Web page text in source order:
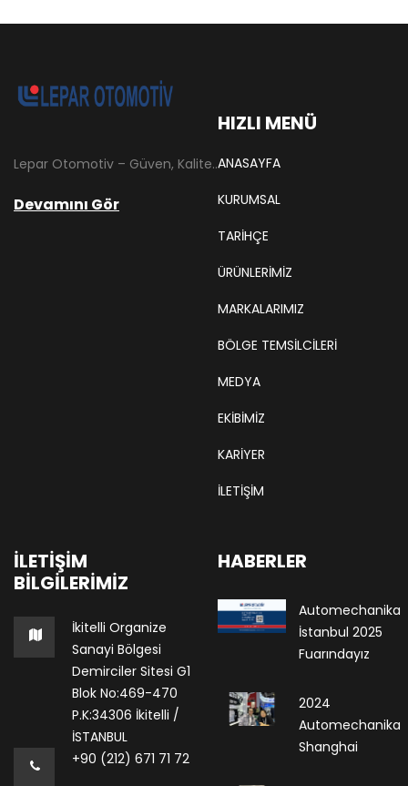
Lepar Otomotiv – Güven, Kalite ve İstikrarın Adresi Lepar Otomotiv, Türkiye’nin otomotiv yedek parça sektöründe köklü bir geçmişe sahip, yenilikçi ve öncü firmalarından biridir. 1966 yılında Hüsnü Leblebici tarafından Tokat’ta mütevazı bir girişim olarak kurulan firmamız, ilk etapta Ford kamyonları, Ford Otosan minibüsleri ve Anadol marka araçların ünite ve yedek parçalarının satışını gerçekleştirerek sektöre adım atmıştır.
Devamını Gör
HIZLI MENÜ
ANASAYFA
KURUMSAL
TARIHÇE
ÜRÜNLERİMİZ
MARKALARIMIZ
BÖLGE TEMSILCILERI
MEDYA
EKIBIMIZ
KARIYER
İLETİŞİM
İLETIŞIM
BILGILERIMIZ
İkitelli Organize
Sanayi Bölgesi
Demirciler Sitesi G1
Blok No:469-470
P.K:34306 İkitelli /
İSTANBUL
+90 (212) 671 71 72
HABERLER
Automechanika
İstanbul 2025
Fuarındayız
2024
Automechanika
Shanghai